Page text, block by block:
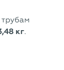
трубам
кг.